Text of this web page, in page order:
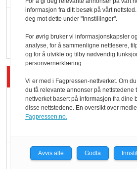
Q
Rema i
Siste artikler - Økologisk
Marit
informasjon fra ditt besøk på vårt
deg mot dette under "Innstillinger".
For øvrig bruker vi informasjonskapsler
analyse, for å sammenligne nettlesere,
og for å utvikle og tilby nødvendig
personvernerklæring.
Vi er med i Fagpressen-nettverket. Om
du få relevante annonser på nettstedene
nettverket basert på informasjon fra dine
disse nettstedene. En oversikt over
Fagpressen.no.
Avvis alle Godta